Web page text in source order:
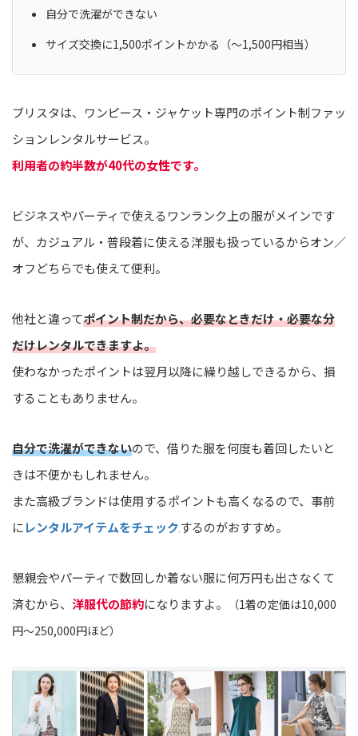
自分で洗濯ができない
サイズ交換に1,500ポイントかかる （〜1,500円相当）
ブリスタは、ワンピース・ジャケット専門のポイント制ファッ
ションレンタルサービス。
利用者の約半数が40代の女性です。
ビジネスやパーティで使えるワンランク上の服がメインです
が、カジュアル・普段着に使える洋服も扱っているからオン／
オフどちらでも使えて便利。
他社と違ってポイント制だから、必要なときだけ・必要な分
だけレンタルできますよ。
使わなかったポイントは翌月以降に繰り越しできるから、損
することもありません。
自分で洗濯ができないので、借りた服を何度も着回したいと
きは不便かもしれません。
また高級ブランドは使用するポイントも高くなるので、事前
にレンタルアイテムをチェックするのがおすすめ。
懇親会やパーティで数回しか着ない服に何万円も出さなくて
済むから、 洋服代の節約になりますよ。
（1着の定価は10,000
円〜250,000円ほど）